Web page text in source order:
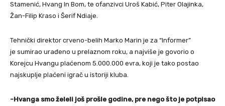
Stamenić, Hvang In Bom, te ofanzivci Uroš Kabić, Piter Olajinka,
Žan-Filip Kraso i Šerif Ndiaje.
Tehnički direktor crveno-belih Marko Marin je za “Informer”
je sumirao urađeno u prelaznom roku, a najviše je govorio o
Korejcu Hvangu plaćenom 5.000.000 evra, koji je tako postao
najskuplje plaćeni igrač u istoriji kluba.
-Hvanga smo želeli još prošle godine, pre nego što je potpisao